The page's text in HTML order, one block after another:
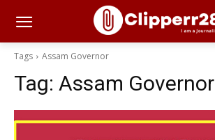
Tags Assam Governor
Tag: Assam Governor